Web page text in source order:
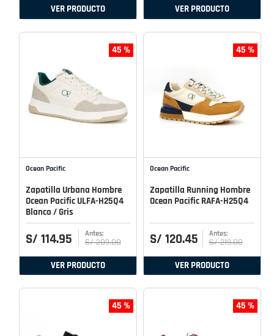
VER PRODUCTO VER PRODUCTO
45 %
Ocean Pacific
Zapatilla Urbana Hombre
Ocean Pacific ULFA-H25Q4
Blanco / Gris
S/ 114.95 S/ 209.00
VER PRODUCTO
45 %
Ocean Pacific
Zapatilla Running Hombre
Ocean Pacific RAFA-H25Q4
S/ 120.45 S/ 219.00
VER PRODUCTO
45 % 45 %